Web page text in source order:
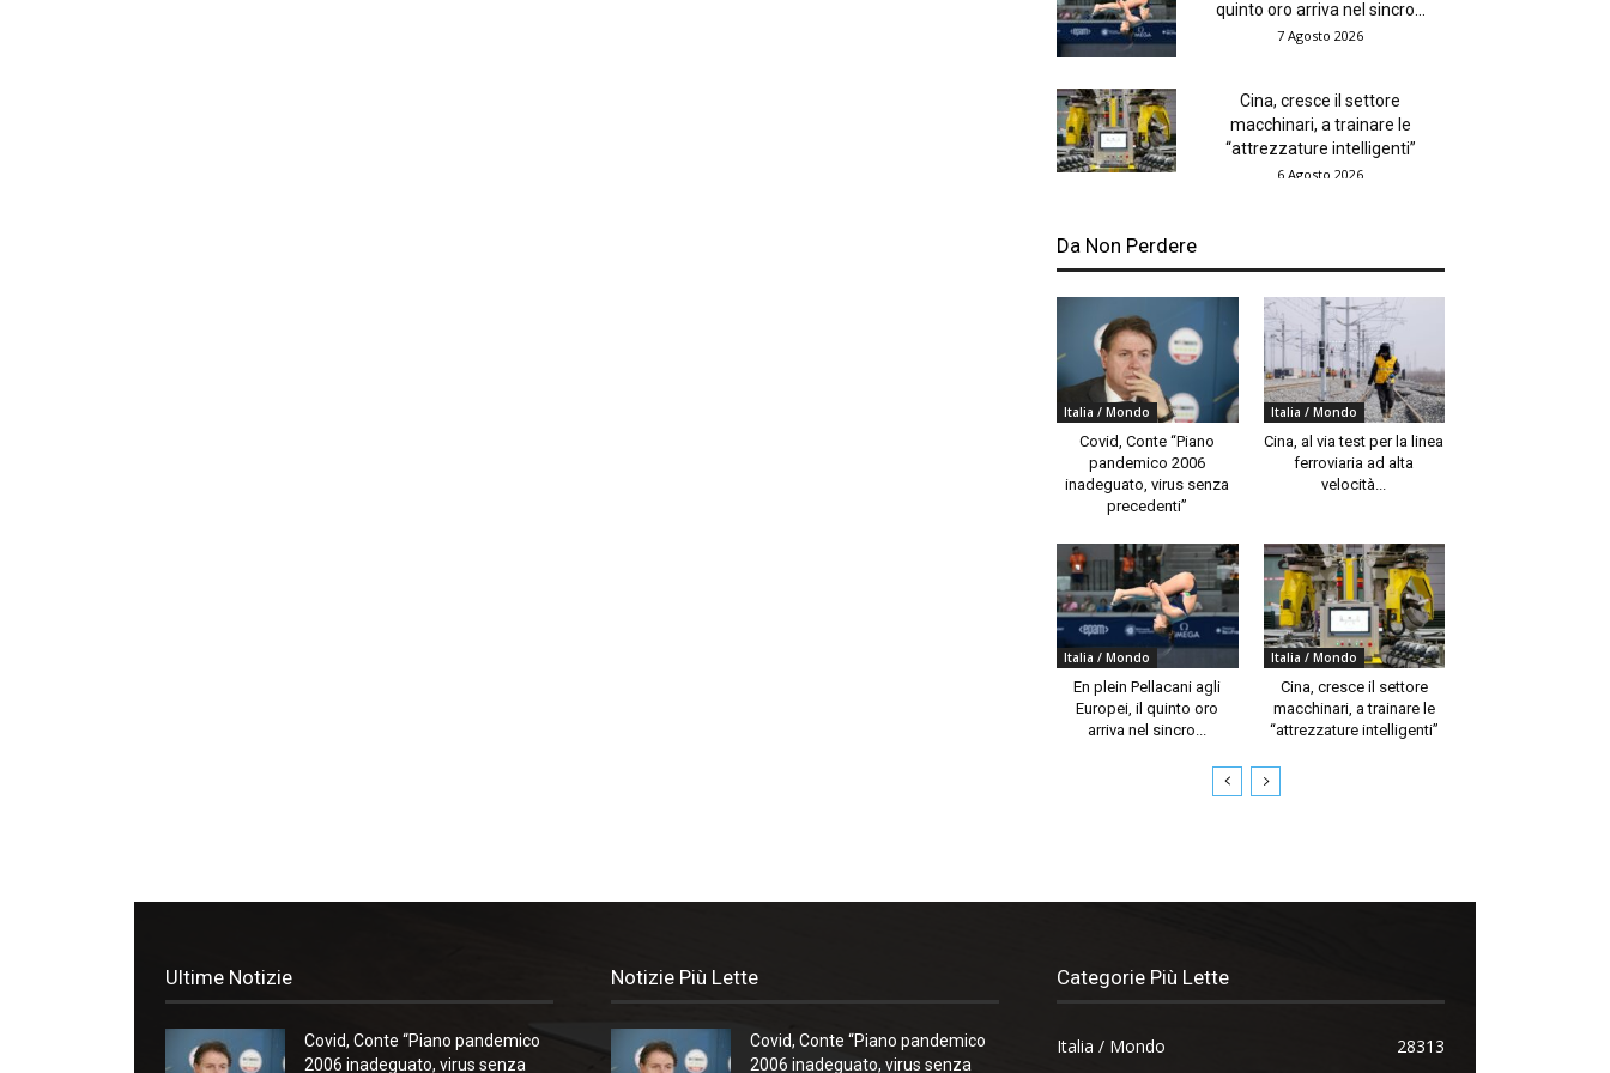
quinto oro arriva nel sincro...
7 Agosto 2026
Cina, cresce il settore
macchinari, a trainare le
“attrezzature intelligenti”
6 Agosto 2026
Da Non Perdere
Italia / Mondo
Covid, Conte “Piano
pandemico 2006
inadeguato, virus senza
precedenti”
Italia / Mondo
Cina, al via test per la linea
ferroviaria ad alta
velocità...
Italia / Mondo
En plein Pellacani agli
Europei, il quinto oro
arriva nel sincro...
Italia / Mondo
Cina, cresce il settore
macchinari, a trainare le
“attrezzature intelligenti”
Ultime Notizie
Covid, Conte “Piano pandemico
2006 inadeguato, virus senza
Notizie Più Lette
Covid, Conte “Piano pandemico
2006 inadeguato, virus senza
Categorie Più Lette
Italia / Mondo
28313